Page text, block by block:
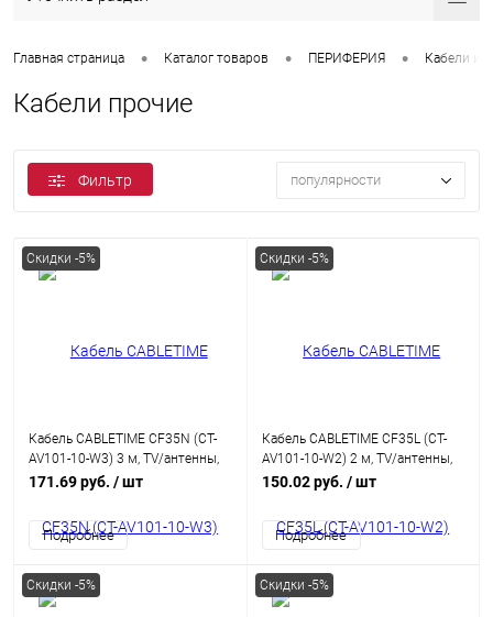
Главная страница • Каталог товаров • ПЕРИФЕРИЯ • Кабели и
Кабели прочие
Фильтр популярности
Скидки -5%
Кабель CABLETIME CF35N (CT-
AV101-10-W3) 3 м, TV/антенны,
90 градусов, 75 Ом, белый
171.69 руб. / шт
Подробнее
Скидки -5%
Кабель CABLETIME CF35L (CT-
AV101-10-W2) 2 м, TV/антенны,
90 градусов, 75 Ом, белый
150.02 руб. / шт
Подробнее
Скидки -5% Скидки -5%